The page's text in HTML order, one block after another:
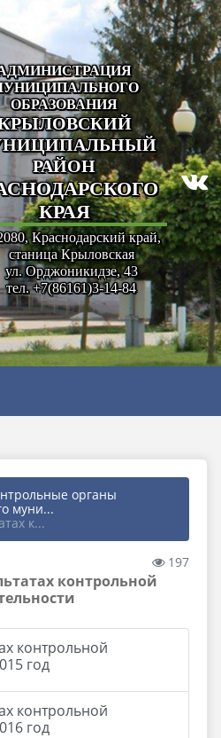
ОБРАЗОВАНИЯ
РАЙОН
КРАЯ
Краснодарский край,
станица Крыловская
ул. Орджоникидзе, 43
тел. +7(86161)3-14-84
органы
муни...
к...
197
контрольной
контрольной
год
контрольной
год